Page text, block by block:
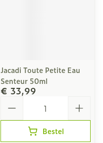
Jacadi Toute Petite Eau
Senteur 50ml
€ 33,99
Bestel